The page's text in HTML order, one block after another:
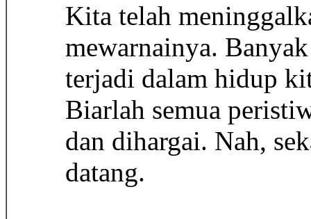
Kita telah
mewarnainya.
terjadi dalam hidup
Biarlah semua
dan dihargai. Nah,
datang.